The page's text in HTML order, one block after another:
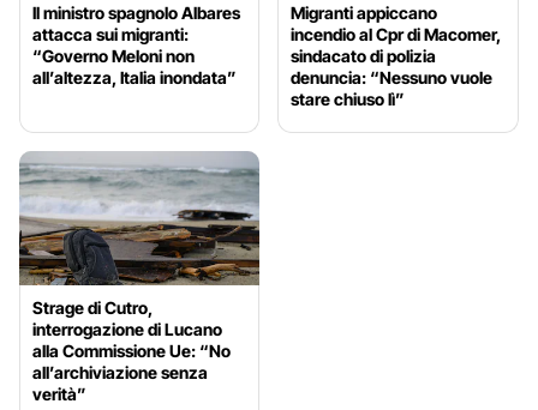
Il ministro spagnolo Albares
attacca sui migranti:
“Governo Meloni non
all’altezza, Italia inondata”
Migranti appiccano
incendio al Cpr di Macomer,
sindacato di polizia
denuncia: “Nessuno vuole
stare chiuso lì”
Strage di Cutro,
interrogazione di Lucano
alla Commissione Ue: “No
all’archiviazione senza
verità”